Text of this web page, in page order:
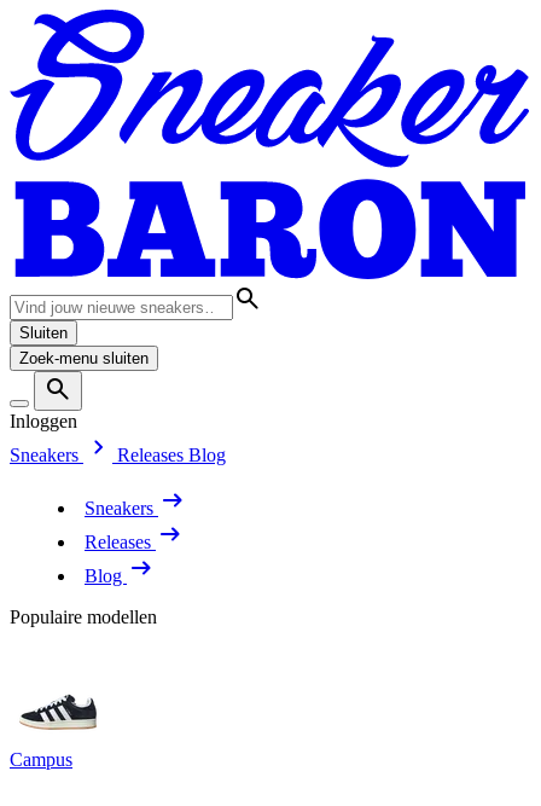
Sluiten
Zoek-menu sluiten
Inloggen
Sneakers
Releases Blog
Sneakers
Releases
Blog
Populaire modellen
Campus